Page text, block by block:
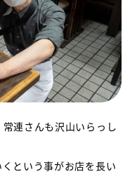
連さんも沢山いらっし
という事がお店を長い